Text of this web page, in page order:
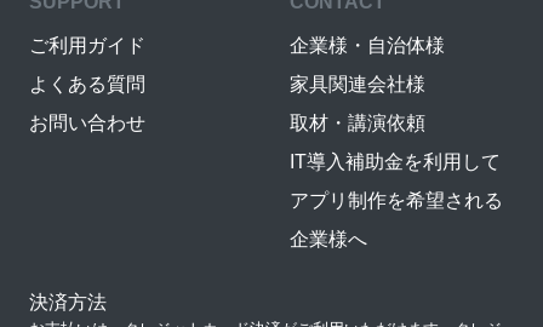
ご利用ガイド
よくある質問
お問い合わせ
企業様・自治体様
家具関連会社様
取材・講演依頼
IT導入補助金を利用して
アプリ制作を希望される
企業様へ
決済方法